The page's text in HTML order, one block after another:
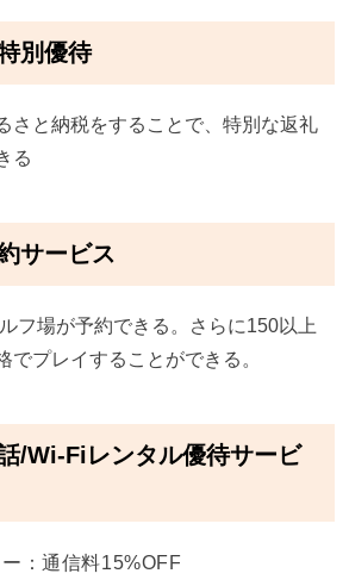
別優待
さと納税をすることで、特別な返礼
る
サービス
フ場が予約できる。さらに150以上
でプレイすることができる。
/Wi-Fiレンタル優待サービ
：通信料15%OFF